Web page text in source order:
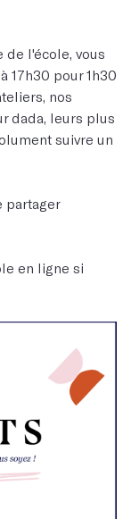
l'école, vous
17h30 pour 1h30
nos
dada, leurs plus
suivre un
partager
en ligne si